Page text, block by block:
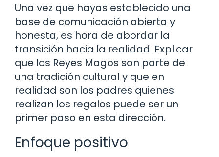
Una vez que hayas establecido una
base de comunicación abierta y
honesta, es hora de abordar la
transición hacia la realidad. Explicar
que los Reyes Magos son parte de
una tradición cultural y que en
realidad son los padres quienes
realizan los regalos puede ser un
primer paso en esta dirección.
Enfoque positivo